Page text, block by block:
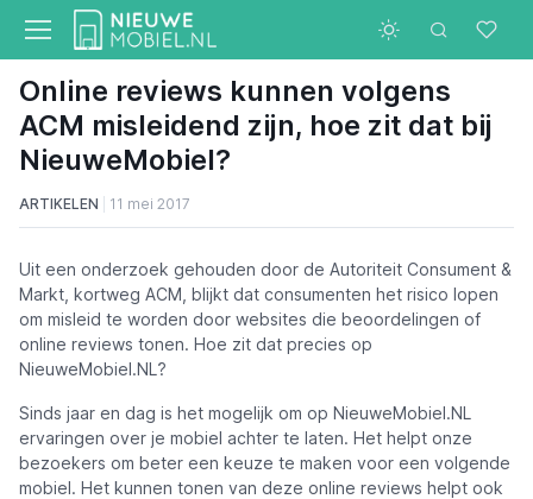
Online reviews kunnen volgens
ACM misleidend zijn, hoe zit dat bij
NieuweMobiel?
ARTIKELEN 11 mei 2017
Uit een onderzoek gehouden door de Autoriteit Consument &
Markt, kortweg ACM, blijkt dat consumenten het risico lopen
om misleid te worden door websites die beoordelingen of
online reviews tonen. Hoe zit dat precies op
NieuweMobiel.NL?
Sinds jaar en dag is het mogelijk om op NieuweMobiel.NL
ervaringen over je mobiel achter te laten. Het helpt onze
bezoekers om beter een keuze te maken voor een volgende
mobiel. Het kunnen tonen van deze online reviews helpt ook